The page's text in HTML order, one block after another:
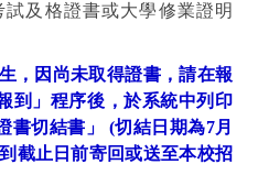
及格證書或大學修業證明
，因尚未取得證書，請在報
到」程序後，於系統中列印
書切結書」
(切結日期為7月
截止日前寄回或送至本校招